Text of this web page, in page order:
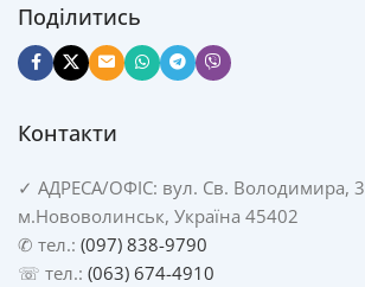
Поділитись
Контакти
✓ АДРЕСА/ОФІС: вул. Св. Володимира, 3
м.Нововолинськ, Україна 45402
✆ тел.: (097) 838-9790
☏ тел.: (063) 674-4910